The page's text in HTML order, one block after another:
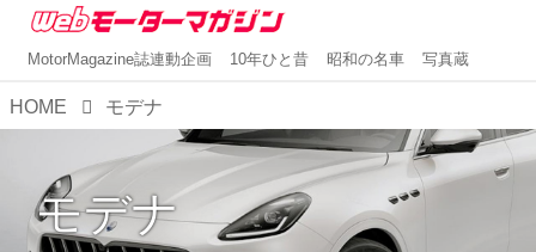
MotorMagazine誌連動企画 10年ひと昔 昭和の名車 写真蔵
HOME モデナ
モデナ